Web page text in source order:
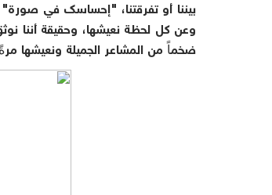
بيننا أو تفرقتنا، "إحساسك في
وعن كل لحظة نعيشها، وحقيقة أننا
ضخماً من المشاعر الجميلة ونعيشها